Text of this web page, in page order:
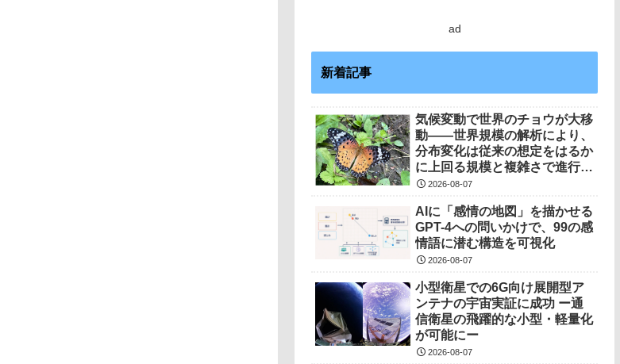
ad
新着記事
気候変動で世界のチョウが大移
動――世界規模の解析により、
分布変化は従来の想定をはるか
に上回る規模と複雑さで進行し
ていることを解明――
2026-08-07
AIに「感情の地図」を描かせる
GPT-4への問いかけで、99の感
情語に潜む構造を可視化
2026-08-07
小型衛星での6G向け展開型ア
ンテナの宇宙実証に成功 ー通
信衛星の飛躍的な小型・軽量化
が可能にー
2026-08-07